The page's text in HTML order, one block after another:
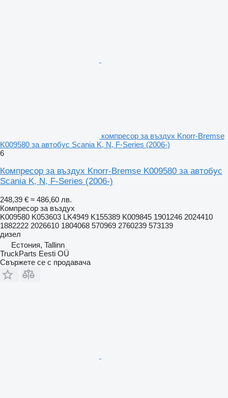
компресор за въздух Knorr-Bremse
K009580 за автобус Scania K, N, F-Series (2006-)
6
Компресор за въздух Knorr-Bremse K009580 за автобус
Scania K, N, F-Series (2006-)
248,39 € ≈ 486,60 лв.
Компресор за въздух
K009580 K053603 LK4949 K155389 K009845 1901246 2024410
1882222 2026610 1804068 570969 2760239 573139
дизел
Естония, Tallinn
TruckParts Eesti OÜ
Свържете се с продавача